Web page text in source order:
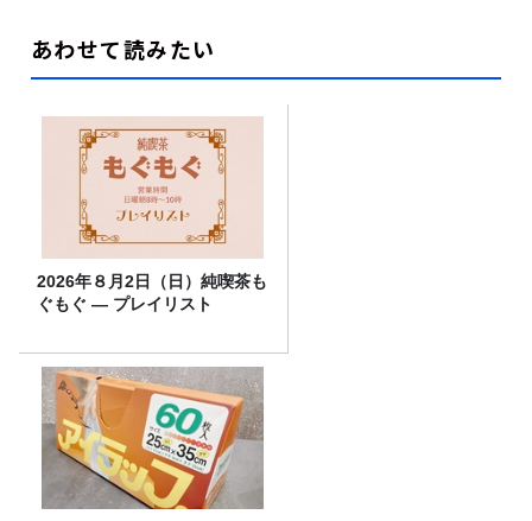
あわせて読みたい
2026年８月2日（日）純喫茶も
ぐもぐ ― プレイリスト